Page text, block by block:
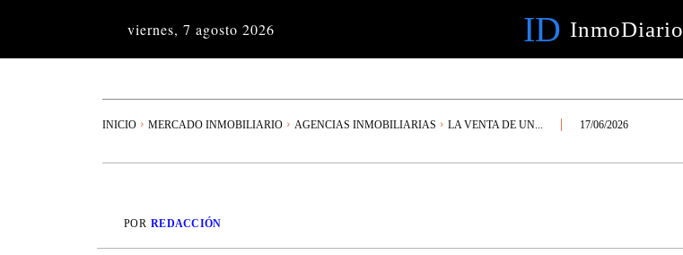
viernes, 7 agosto 2026 ID InmoDiario
INICIO MERCADO INMOBILIARIO AGENCIAS INMOBILIARIAS LA VENTA DE UN... 17/06/2026
POR REDACCIÓN